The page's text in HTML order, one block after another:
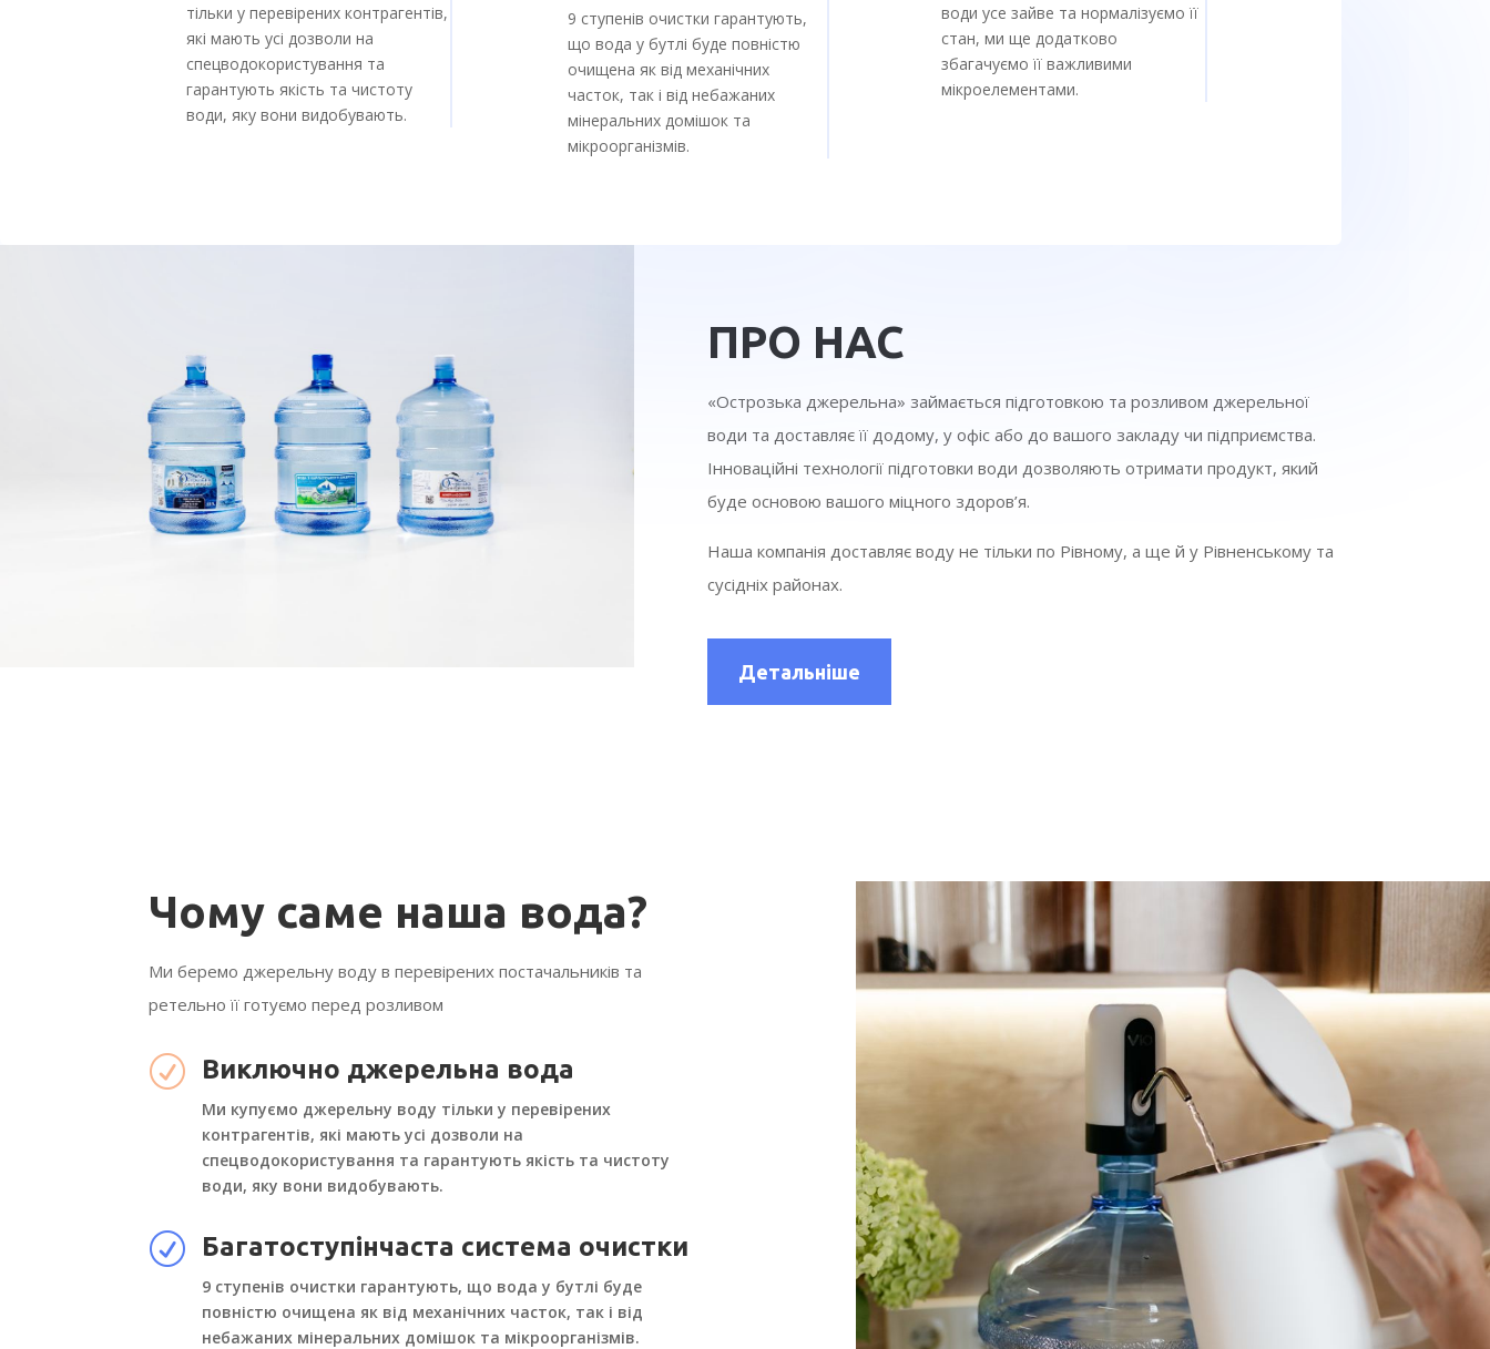
тільки у перевірених контрагентів,
які мають усі дозволи на
спецводокористування та
гарантують якість та чистоту
води, яку вони видобувають.
9 ступенів очистки гарантують,
що вода у бутлі буде повністю
очищена як від механічних
часток, так і від небажаних
мінеральних домішок та
мікроорганізмів.
води усе зайве та нормалізуємо її
стан, ми ще додатково
збагачуємо її важливими
мікроелементами.
ПРО НАС
«Острозька джерельна» займається підготовкою та розливом джерельної
води та доставляє її додому, у офіс або до вашого закладу чи підприємства.
Інноваційні технології підготовки води дозволяють отримати продукт, який
буде основою вашого міцного здоров’я.
Наша компанія доставляє воду не тільки по Рівному, а ще й у Рівненському та
сусідніх районах.
Детальніше
Чому саме наша вода?
Ми беремо джерельну воду в перевірених постачальників та
ретельно її готуємо перед розливом
R Виключно джерельна вода
Ми купуємо джерельну воду тільки у перевірених
контрагентів, які мають усі дозволи на
спецводокористування та гарантують якість та чистоту
води, яку вони видобувають.
R Багатоступінчаста система очистки
9 ступенів очистки гарантують, що вода у бутлі буде
повністю очищена як від механічних часток, так і від
небажаних мінеральних домішок та мікроорганізмів.